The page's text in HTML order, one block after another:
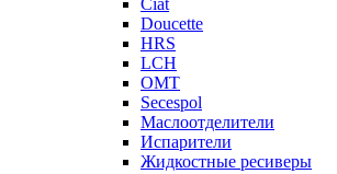
Ciat
Doucette
HRS
LCH
OMT
Secespol
Маслоотделители
Испарители
Жидкостные ресиверы